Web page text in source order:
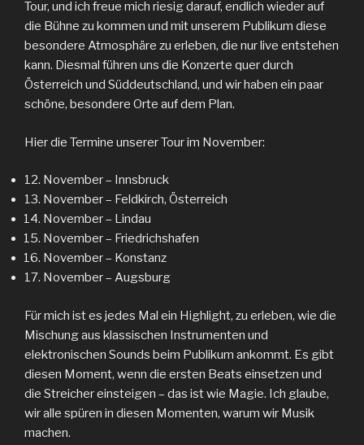
Tour, und ich freue mich riesig darauf, endlich wieder auf
die Bühne zu kommen und mit unserem Publikum diese
besondere Atmosphäre zu erleben, die nur live entstehen
kann. Diesmal führen uns die Konzerte quer durch
Österreich und Süddeutschland, und wir haben ein paar
schöne, besondere Orte auf dem Plan.
Hier die Termine unserer Tour im November:
November – Innsbruck
November – Feldkirch, Österreich
November – Lindau
November – Friedrichshafen
November – Konstanz
November – Augsburg
Für mich ist es jedes Mal ein Highlight, zu erleben, wie die
Mischung aus klassischen Instrumenten und
elektronischen Sounds beim Publikum ankommt. Es gibt
diesen Moment, wenn die ersten Beats einsetzen und
die Streicher einsteigen – das ist wie Magie. Ich glaube,
wir alle spüren in diesen Momenten, warum wir Musik
machen.